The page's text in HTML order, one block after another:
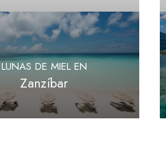
LUNAS DE MIEL EN
Zanzíbar